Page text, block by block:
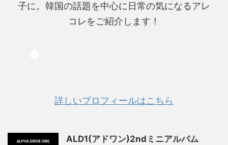
子に。韓国の話題を中心に日常の気になるアレ
コレをご紹介します！
詳しいプロフィールはこちら
ALD1(アドワン)2ndミニアルバム